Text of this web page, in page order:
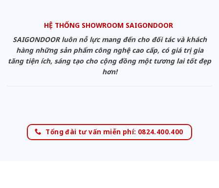
HỆ THỐNG SHOWROOM SAIGONDOOR
SAIGONDOOR luôn nỗ lực mang đến cho đối tác và khách
hàng những sản phẩm công nghệ cao cấp, có giá trị gia
tăng tiện ích, sáng tạo cho cộng đồng một tương lai tốt đẹp
hơn!
Tổng đài tư vấn miễn phí: 0824.400.400